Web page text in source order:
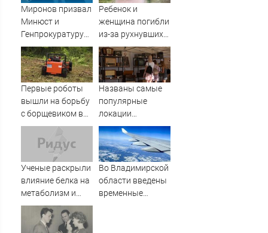
Миронов призвал
Минюст и
Генпрокуратуру
РФ изучить
деятельность
партии Яблоко
Ребенок и
женщина погибли
из-за рухнувших
деревьев во
время урагана в
Смоленске -
Новости на
Первые роботы
вышли на борьбу
с борщевиком в
Ленобласти
Названы самые
популярные
локации
фестиваля
«Псковские
каникулы»
Ученые раскрыли
влияние белка на
метаболизм и
процессы
старения
Во Владимирской
области введены
временные